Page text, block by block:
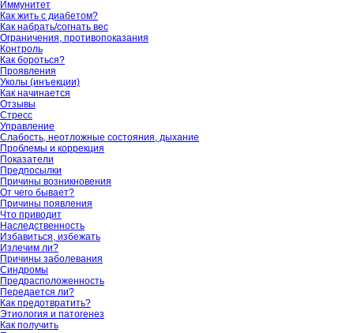
Иммунитет
Как жить с диабетом?
Как набрать/согнать вес
Ограничения, противопоказания
Контроль
Как бороться?
Проявления
Уколы (инъекции)
Как начинается
Отзывы
Стресс
Управление
Слабость, неотложные состояния, дыхание
Проблемы и коррекция
Показатели
Предпосылки
Причины возникновения
От чего бывает?
Причины появления
Что приводит
Наследственность
Избавиться, избежать
Излечим ли?
Причины заболевания
Синдромы
Предрасположенность
Передается ли?
Как предотвратить?
Этиология и патогенез
Как получить